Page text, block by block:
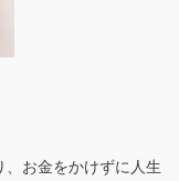
お金をかけずに人生